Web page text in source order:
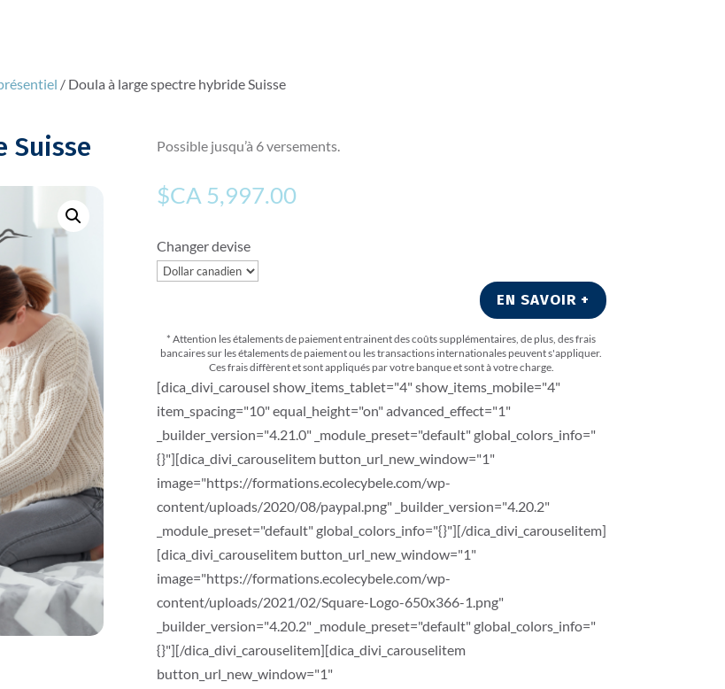
/ Doula à large spectre hybride Suisse
Suisse Possible jusqu’à 6 versements.
$CA 5,997.00
Changer devise
EN SAVOIR +
* Attention les étalements de paiement entrainent des coûts supplémentaires, de plus, des frais
bancaires sur les étalements de paiement ou les transactions internationales peuvent s'appliquer.
Ces frais diffèrent et sont appliqués par votre banque et sont à votre charge.
[dica_divi_carousel show_items_tablet="4" show_items_mobile="4"
item_spacing="10" equal_height="on" advanced_effect="1"
_builder_version="4.21.0" _module_preset="default" global_colors_info="
{}"][dica_divi_carouselitem button_url_new_window="1"
image="https://formations.ecolecybele.com/wp-
content/uploads/2020/08/paypal.png" _builder_version="4.20.2"
_module_preset="default" global_colors_info="{}"][/dica_divi_carouselitem]
[dica_divi_carouselitem button_url_new_window="1"
image="https://formations.ecolecybele.com/wp-
content/uploads/2021/02/Square-Logo-650x366-1.png"
_builder_version="4.20.2" _module_preset="default" global_colors_info="
{}"][/dica_divi_carouselitem][dica_divi_carouselitem
button_url_new_window="1"